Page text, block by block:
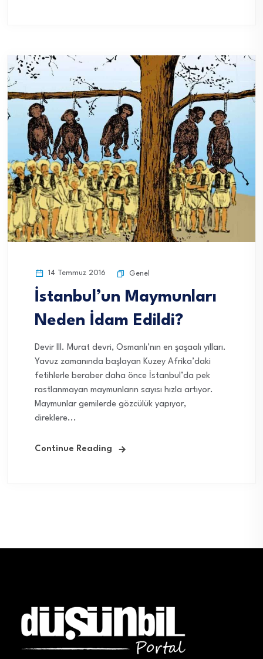
14 Temmuz 2016 Genel
İstanbul’un Maymunları
Neden İdam Edildi?
Devir III. Murat devri, Osmanlı’nın en şaşaalı yılları.
Yavuz zamanında başlayan Kuzey Afrika’daki
fetihlerle beraber daha önce İstanbul’da pek
rastlanmayan maymunların sayısı hızla artıyor.
Maymunlar gemilerde gözcülük yapıyor,
direklere...
Continue Reading